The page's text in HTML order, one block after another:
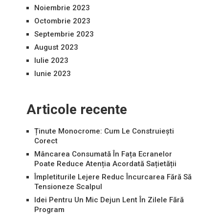
Noiembrie 2023
Octombrie 2023
Septembrie 2023
August 2023
Iulie 2023
Iunie 2023
Articole recente
Ținute Monocrome: Cum Le Construiești
Corect
Mâncarea Consumată În Fața Ecranelor
Poate Reduce Atenția Acordată Sațietății
Împletiturile Lejere Reduc Încurcarea Fără Să
Tensioneze Scalpul
Idei Pentru Un Mic Dejun Lent În Zilele Fără
Program